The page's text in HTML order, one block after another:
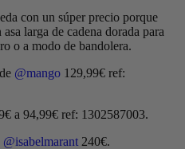
con un súper precio porque
larga de cadena dorada para
o a modo de bandolera.
@mango 129,99€ ref:
a 94,99€ ref: 1302587003.
@isabelmarant 240€.